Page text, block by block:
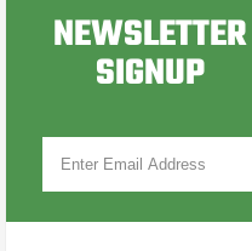
NEWSLETTER
SIGNUP